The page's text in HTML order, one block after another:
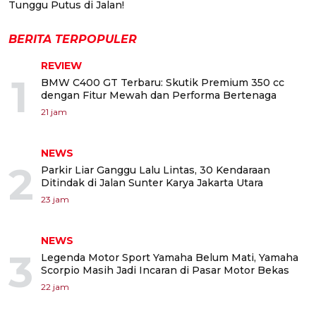
Tunggu Putus di Jalan!
BERITA TERPOPULER
1
REVIEW
BMW C400 GT Terbaru: Skutik Premium 350 cc
dengan Fitur Mewah dan Performa Bertenaga
21 jam
2
NEWS
Parkir Liar Ganggu Lalu Lintas, 30 Kendaraan
Ditindak di Jalan Sunter Karya Jakarta Utara
23 jam
3
NEWS
Legenda Motor Sport Yamaha Belum Mati, Yamaha
Scorpio Masih Jadi Incaran di Pasar Motor Bekas
22 jam